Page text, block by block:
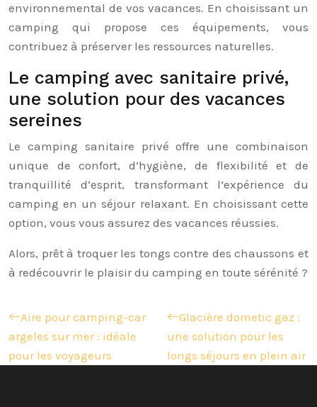
environnemental de vos vacances. En choisissant un
camping qui propose ces équipements, vous
contribuez à préserver les ressources naturelles.
Le camping avec sanitaire privé,
une solution pour des vacances
sereines
Le camping sanitaire privé offre une combinaison
unique de confort, d’hygiène, de flexibilité et de
tranquillité d’esprit, transformant l’expérience du
camping en un séjour relaxant. En choisissant cette
option, vous vous assurez des vacances réussies.
Alors, prêt à troquer les tongs contre des chaussons et
à redécouvrir le plaisir du camping en toute sérénité ?
Aire pour camping-car
argeles sur mer : idéale
pour les voyageurs
Glacière dometic gaz :
une solution pour les
longs séjours en plein air